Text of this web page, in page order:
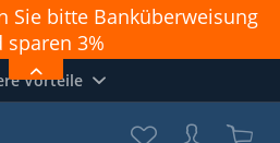
Sie bitte Banküberweisung
sparen 3%
nicht richtig. Zahlungen
Login und "Direkt zu
Vorteile